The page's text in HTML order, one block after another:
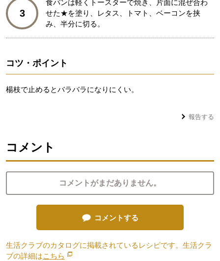
3
食パンは軽くトースターで焼き、片面に混ぜ合わ
せた★を塗り、レタス、トマト、ベーコンを挟
み、半分に切る。
コツ・ポイント
楊枝で止めるとバラバラになりにくい。
報告する
コメント
コメントがまだありません。
コメントする
生活クラブのカタログに掲載されているレシピです。生活クラ
ブの詳細はこちら 別のウィンドウで開きます。